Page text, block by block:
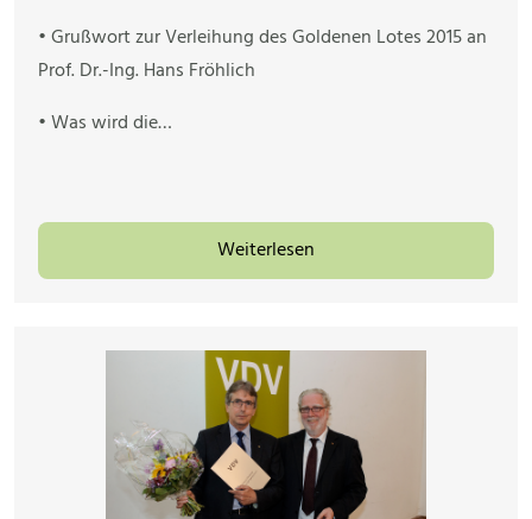
• Grußwort zur Verleihung des Goldenen Lotes 2015 an
Prof. Dr.-Ing. Hans Fröhlich
• Was wird die…
Weiterlesen